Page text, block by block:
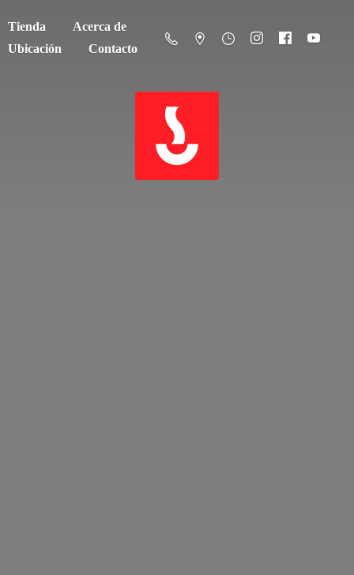
Tienda
Acerca de
Ubicación
Contacto